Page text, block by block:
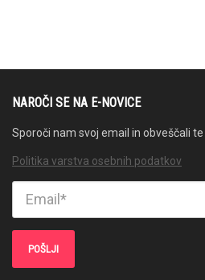
NAROČI SE NA E-NOVICE
Sporoči nam svoj email in obveščali
Politika varstva osebnih podatkov